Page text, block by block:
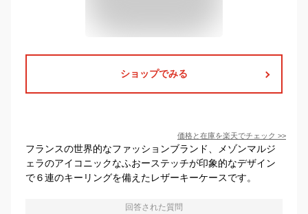
ショップでみる
価格と在庫を楽天でチェック >>
フランスの世界的なファッションブランド、メゾンマルジ
ェラのアイコニックなふおーステッチが印象的なデザイン
で６連のキーリングを備えたレザーキーケースです。
回答された質問